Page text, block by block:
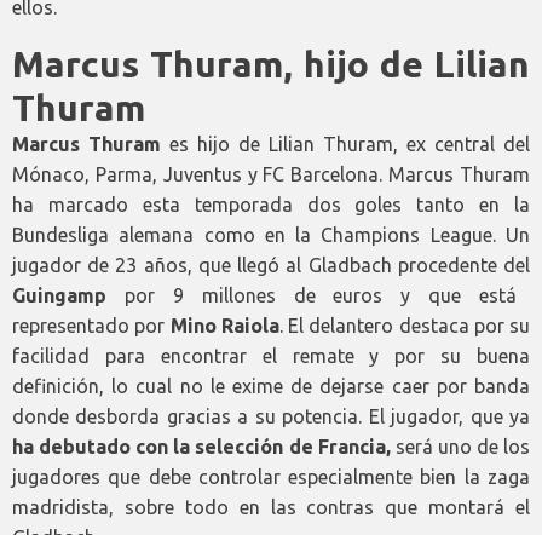
ellos.
Marcus Thuram, hijo de Lilian
Thuram
Marcus Thuram es hijo de Lilian Thuram, ex central del
Mónaco, Parma, Juventus y FC Barcelona. Marcus Thuram
ha marcado esta temporada dos goles tanto en la
Bundesliga alemana como en la Champions League. Un
jugador de 23 años, que llegó al Gladbach procedente del
Guingamp por 9 millones de euros y que está
representado por Mino Raiola. El delantero destaca por su
facilidad para encontrar el remate y por su buena
definición, lo cual no le exime de dejarse caer por banda
donde desborda gracias a su potencia. El jugador, que ya
ha debutado con la selección de Francia, será uno de los
jugadores que debe controlar especialmente bien la zaga
madridista, sobre todo en las contras que montará el